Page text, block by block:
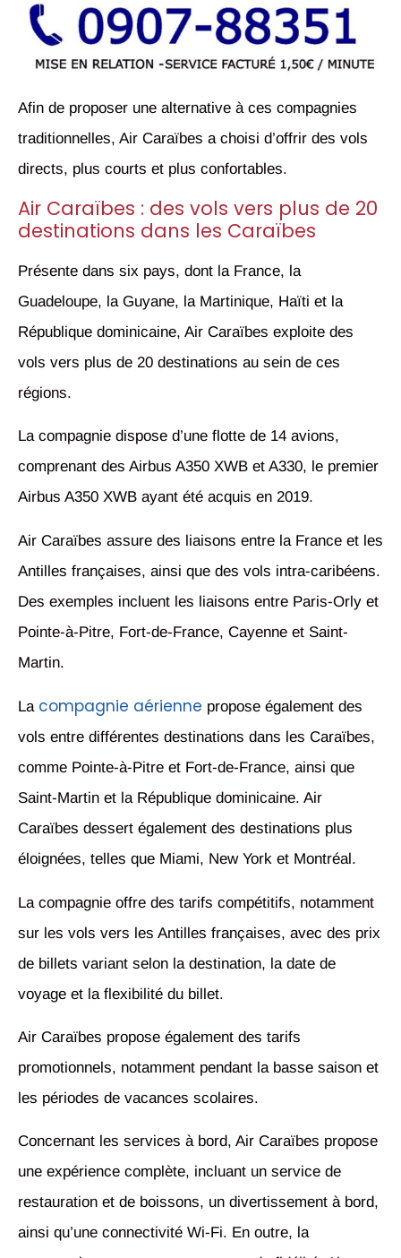
Afin de proposer une alternative à ces compagnies
traditionnelles, Air Caraïbes a choisi d’offrir des vols
directs, plus courts et plus confortables.
Air Caraïbes : des vols vers plus de 20
destinations dans les Caraïbes
Présente dans six pays, dont la France, la
Guadeloupe, la Guyane, la Martinique, Haïti et la
République dominicaine, Air Caraïbes exploite des
vols vers plus de 20 destinations au sein de ces
régions.
La compagnie dispose d’une flotte de 14 avions,
comprenant des Airbus A350 XWB et A330, le premier
Airbus A350 XWB ayant été acquis en 2019.
Air Caraïbes assure des liaisons entre la France et les
Antilles françaises, ainsi que des vols intra-caribéens.
Des exemples incluent les liaisons entre Paris-Orly et
Pointe-à-Pitre, Fort-de-France, Cayenne et Saint-
Martin.
La compagnie aérienne propose également des
vols entre différentes destinations dans les Caraïbes,
comme Pointe-à-Pitre et Fort-de-France, ainsi que
Saint-Martin et la République dominicaine. Air
Caraïbes dessert également des destinations plus
éloignées, telles que Miami, New York et Montréal.
La compagnie offre des tarifs compétitifs, notamment
sur les vols vers les Antilles françaises, avec des prix
de billets variant selon la destination, la date de
voyage et la flexibilité du billet.
Air Caraïbes propose également des tarifs
promotionnels, notamment pendant la basse saison et
les périodes de vacances scolaires.
Concernant les services à bord, Air Caraïbes propose
une expérience complète, incluant un service de
restauration et de boissons, un divertissement à bord,
ainsi qu’une connectivité Wi-Fi. En outre, la